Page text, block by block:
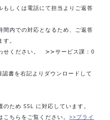
もしくは電話にて担当よりご返答
間内での対応となるため、ご返答
。
せください。 ≻≻サービス課：0
書を右記よりダウンロードして
ため SSL に対応しています。
ちらをご覧ください。 >>プライ